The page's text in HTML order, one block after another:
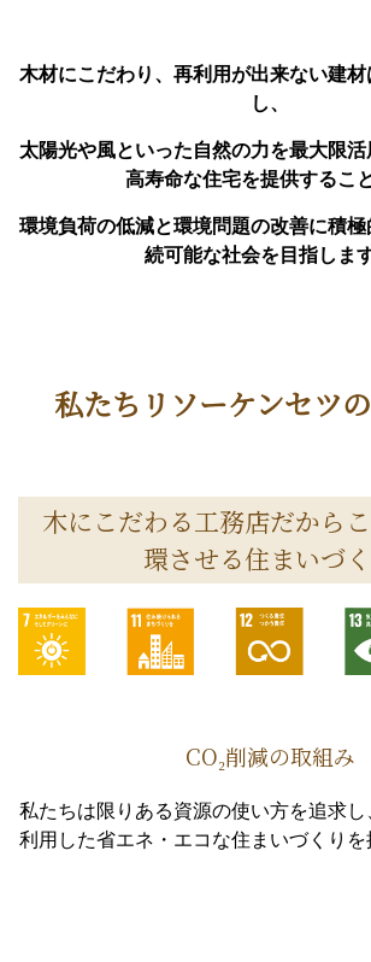
木材にこだわり、 再利用が出来ない建
し、
太陽光や風といった自然の力を最大限
高寿命な住宅を提供すること
環境負荷の低減と環境問題の改善に積
続可能な社会を目指します
私たちリソーケンセツ
木にこだわる工務店だから
環させる住まいづ
CO₂削減の取組み
私たちは限りある資源の使い方を追求
利用した省エネ・エコな住まいづくりを